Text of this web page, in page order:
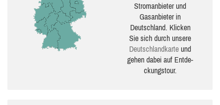
Stromanbieter und
Gasanbieter in
Deutschland. Klicken
Sie sich durch unsere
Deutsch­land­karte und
gehen dabei auf Ent­de­
ckungs­tour.